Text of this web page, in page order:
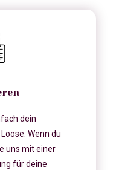
dein
Wenn du
uns mit einer
für deine